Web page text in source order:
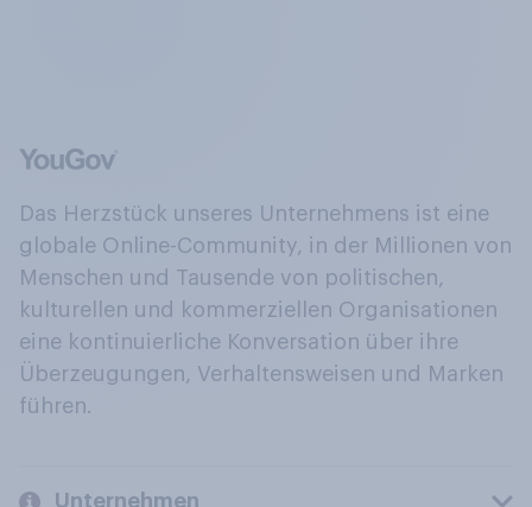
Das Herzstück unseres Unternehmens ist eine
globale Online-Community, in der Millionen von
Menschen und Tausende von politischen,
kulturellen und kommerziellen Organisationen
eine kontinuierliche Konversation über ihre
Überzeugungen, Verhaltensweisen und Marken
führen.
Unternehmen